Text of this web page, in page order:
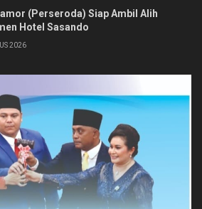
(Perseroda) Siap Ambil Alih
Hotel Sasando
2026